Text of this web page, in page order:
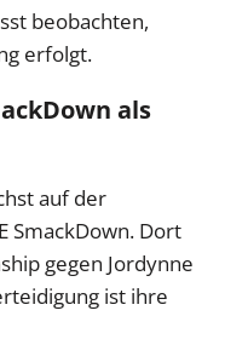
beobachten,
erfolgt.
als
auf der
SmackDown. Dort
gegen Jordynne
ist ihre